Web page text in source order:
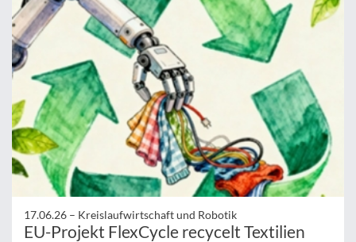
17.06.26 – Kreislaufwirtschaft und Robotik
EU-Projekt FlexCycle recycelt Textilien